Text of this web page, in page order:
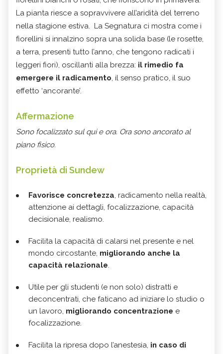
La pianta riesce a sopravvivere all’aridità del terreno
nella stagione estiva. La Segnatura ci mostra come i
fiorellini si innalzino sopra una solida base (le rosette,
a terra, presenti tutto l’anno, che tengono radicati i
leggeri fiori), oscillanti alla brezza: il rimedio fa
emergere il radicamento, il senso pratico, il suo
effetto ‘ancorante’.
Affermazione
Sono focalizzato sul qui e ora. Ora sono ancorato al
piano fisico.
Proprietà di Sundew
Favorisce concretezza, radicamento nella realtà,
attenzione ai dettagli, focalizzazione, capacità
decisionale, realismo.
Facilita la capacità di calarsi nel presente e nel
mondo circostante, migliorando anche la
capacità relazionale.
Utile per gli studenti (e non solo) distratti e
deconcentrati, che faticano ad iniziare lo studio o
un lavoro, migliorando concentrazione e
focalizzazione.
Facilita la ripresa dopo l’anestesia, in caso di